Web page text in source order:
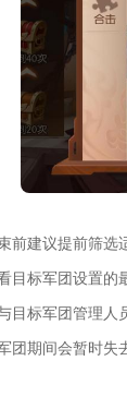
前建议提前筛选
目标军团设置的
目标军团管理人
团期间会暂时失